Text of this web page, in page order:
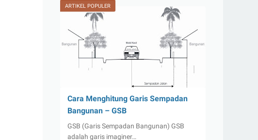
ARTIKEL POPULER
Cara Menghitung Garis Sempadan
Bangunan – GSB
GSB (Garis Sempadan Bangunan) GSB
adalah garis imaginer…